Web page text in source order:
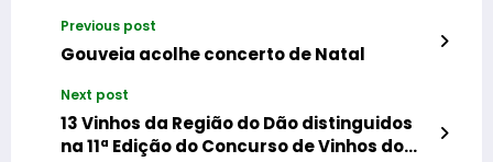
Previous post
Gouveia acolhe concerto de Natal
Next post
13 Vinhos da Região do Dão distinguidos
na 11ª Edição do Concurso de Vinhos do